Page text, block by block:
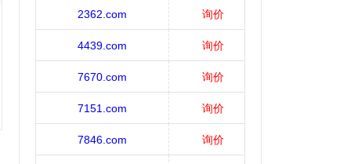
2362.com 询价
4439.com 询价
7670.com 询价
7151.com 询价
7846.com 询价